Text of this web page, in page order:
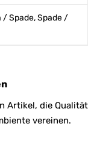
/ Spade, Spade /
Artikel, die Qualität
vereinen.